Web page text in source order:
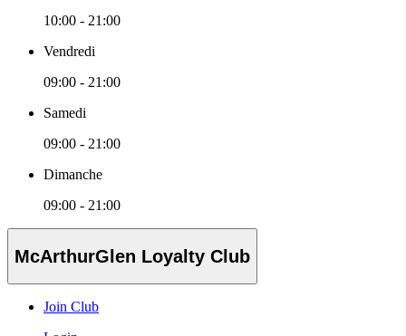
10:00 - 21:00
Vendredi
09:00 - 21:00
Samedi
09:00 - 21:00
Dimanche
09:00 - 21:00
McArthurGlen Loyalty Club
Join Club